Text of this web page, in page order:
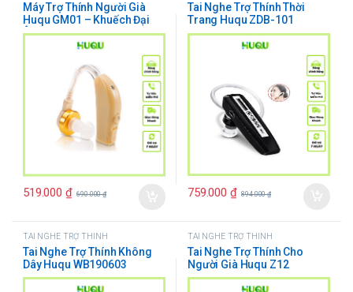
Máy Trợ Thính Người Già
Huqu GM01 – Khuếch Đại
Âm Thanh Lớn, Chống Hú
519.000 ₫ 690.000₫
Tai Nghe Trợ Thính Thời
Trang Huqu ZDB-101
759.000 ₫ 894.000₫
TAI NGHE TRỢ THÍNH
Tai Nghe Trợ Thính Không
Dây Huqu WB190603
TAI NGHE TRỢ THÍNH
Tai Nghe Trợ Thính Cho
Người Già Huqu Z12